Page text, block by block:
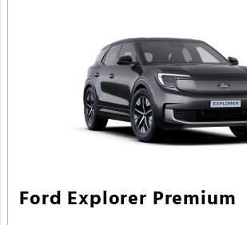
Ford Explorer Premium